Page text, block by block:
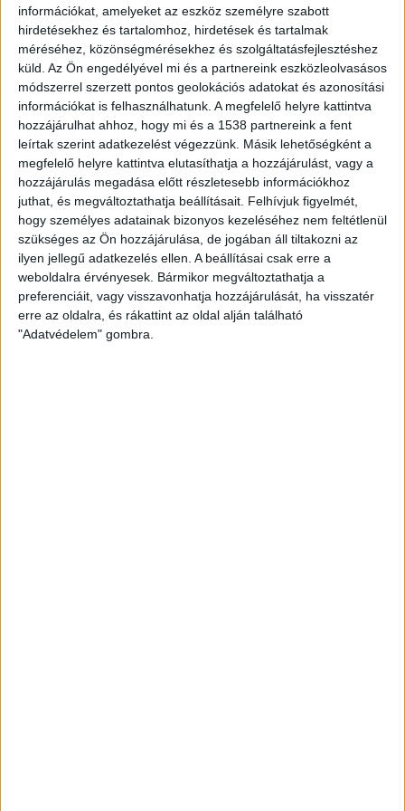
információkat, amelyeket az eszköz személyre szabott
hirdetésekhez és tartalomhoz, hirdetések és tartalmak
méréséhez, közönségmérésekhez és szolgáltatásfejlesztéshez
küld. Az Ön engedélyével mi és a partnereink eszközleolvasásos
módszerrel szerzett pontos geolokációs adatokat és azonosítási
információkat is felhasználhatunk. A megfelelő helyre kattintva
hozzájárulhat ahhoz, hogy mi és a 1538 partnereink a fent
leírtak szerint adatkezelést végezzünk. Másik lehetőségként a
megfelelő helyre kattintva elutasíthatja a hozzájárulást, vagy a
hozzájárulás megadása előtt részletesebb információkhoz
juthat, és megváltoztathatja beállításait. Felhívjuk figyelmét,
hogy személyes adatainak bizonyos kezeléséhez nem feltétlenül
szükséges az Ön hozzájárulása, de jogában áll tiltakozni az
ilyen jellegű adatkezelés ellen. A beállításai csak erre a
weboldalra érvényesek. Bármikor megváltoztathatja a
preferenciáit, vagy visszavonhatja hozzájárulását, ha visszatér
erre az oldalra, és rákattint az oldal alján található
"Adatvédelem" gombra.
Végső rétegként érdemes beemelni a globális
felmelegedést, mint faktort. A klímaváltozás
következtében az időjárási szélsőségek, így a hőhullámok
és a hirtelen hidegbetörések egyre gyakoribbak és
súlyosabbak, ami váratlan növekedést okozhat az
energiaigényben, miközben hozzájárulhat az
energiatermelés csökkenéséhez – az aszályok során
például leállhatnak a vízerőművek.
Ezek a tényezők együtt azt eredményezik, hogy az
energiaárak ma már nehezen tervezhetők. Egy család
éves rezsiköltsége évről évre nagyot ingadozhat, ami
bizonytalanságot okoz a háztartások költségvetésében.
Megoldás: a napelem
Kiszámíthatóságot alapvetően a kedvezőbb nemzetközi